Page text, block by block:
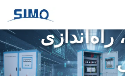
راه‌اندازی